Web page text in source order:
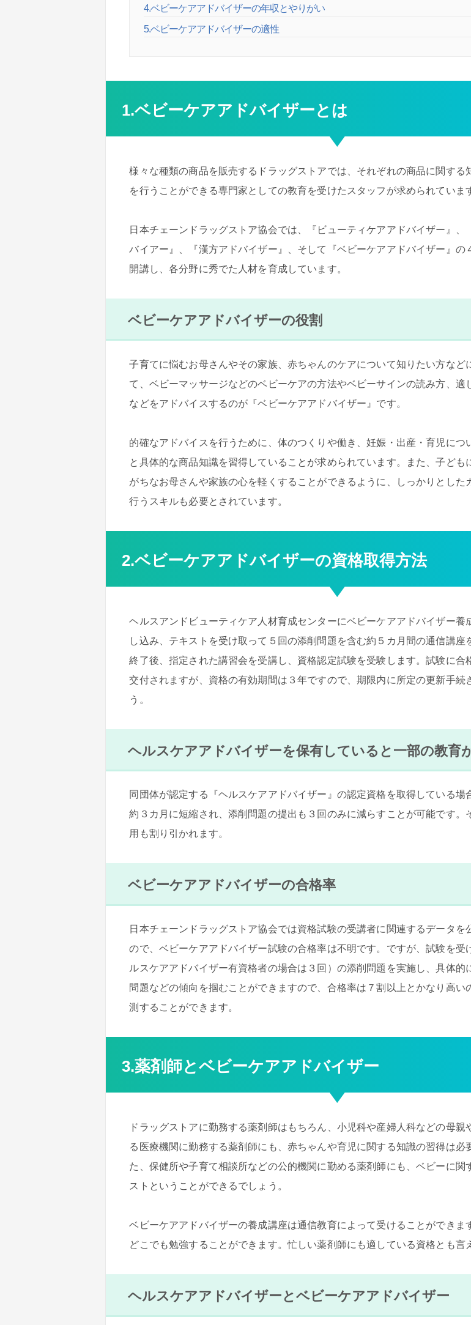
4.ベビーケアアドバイザーの年収とやりがい
5.ベビーケアアドバイザーの適性
1.ベビーケアアドバイザーとは
様々な種類の商品を販売するドラッグストアでは、それぞれの商品に関する
を行うことができる専門家としての教育を受けたスタッフが求められていま
日本チェーンドラッグストア協会では、『ビューティケアアドバイザー』、
バイアー』、『漢方アドバイザー』、そして『ベビーケアアドバイザー』の
開講し、各分野に秀でた人材を育成しています。
ベビーケアアドバイザーの役割
子育てに悩むお母さんやその家族、赤ちゃんのケアについて知りたい方など
て、ベビーマッサージなどのベビーケアの方法やベビーサインの読み方、適
などをアドバイスするのが『ベビーケアアドバイザー』です。
的確なアドバイスを行うために、体のつくりや働き、妊娠・出産・育児につ
と具体的な商品知識を習得していることが求められています。また、子ども
がちなお母さんや家族の心を軽くすることができるように、しっかりとした
行うスキルも必要とされています。
2.ベビーケアアドバイザーの資格取得方法
ヘルスアンドビューティケア人材育成センターにベビーケアアドバイザー養
し込み、テキストを受け取って５回の添削問題を含む約５カ月間の通信講座
終了後、指定された講習会を受講し、資格認定試験を受験します。試験に合
交付されますが、資格の有効期間は３年ですので、期限内に所定の更新手続
う。
ヘルスケアアドバイザーを保有していると一部の教育
同団体が認定する『ヘルスケアアドバイザー』の認定資格を取得している場
約３カ月に短縮され、添削問題の提出も３回のみに減らすことが可能です。
用も割り引かれます。
ベビーケアアドバイザーの合格率
日本チェーンドラッグストア協会では資格試験の受講者に関連するデータを
ので、ベビーケアアドバイザー試験の合格率は不明です。ですが、試験を受
ルスケアアドバイザー有資格者の場合は３回）の添削問題を実施し、具体的
問題などの傾向を掴むことができますので、合格率は７割以上とかなり高い
測することができます。
3.薬剤師とベビーケアアドバイザー
ドラッグストアに勤務する薬剤師はもちろん、小児科や産婦人科などの母親
る医療機関に勤務する薬剤師にも、赤ちゃんや育児に関する知識の習得は必
た、保健所や子育て相談所などの公的機関に勤める薬剤師にも、ベビーに関
ストということができるでしょう。
ベビーケアアドバイザーの養成講座は通信教育によって受けることができま
どこでも勉強することができます。忙しい薬剤師にも適している資格とも言
ヘルスケアアドバイザーとベビーケアアドバイザー